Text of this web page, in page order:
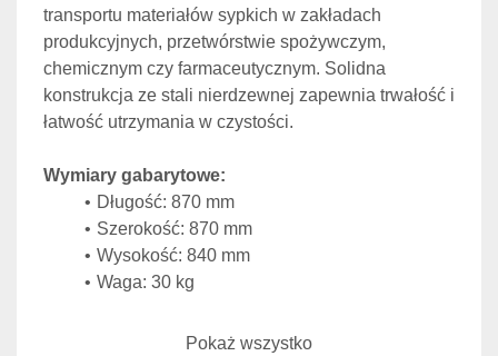
transportu materiałów sypkich w zakładach
produkcyjnych, przetwórstwie spożywczym,
chemicznym czy farmaceutycznym. Solidna
konstrukcja ze stali nierdzewnej zapewnia trwałość i
łatwość utrzymania w czystości.
Wymiary gabarytowe:
Długość: 870 mm
Szerokość: 870 mm
Wysokość: 840 mm
Waga: 30 kg
Pokaż wszystko